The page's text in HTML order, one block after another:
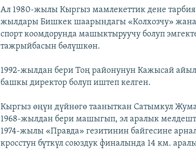
Ал 1980-жылы Кыргыз мамлекеттик дене тарбия
жылдары Бишкек шаарындагы «Колхозчу»
спорт коомдорунда машыктыруучу болуп
тажрыйбасын бөлүшкөн.
1992-жылдан бери Тоң районунун Кажысай
башкы директор болуп иштеп келген.
Кыргыз өңүн дүйнөгө тааныткан Сатымкул
1968-жылдан бери машыгып, эл аралык
1974-жылы «Правда» гезитинин байгесине
кросстун бүткүл союздук финалында 14 км.